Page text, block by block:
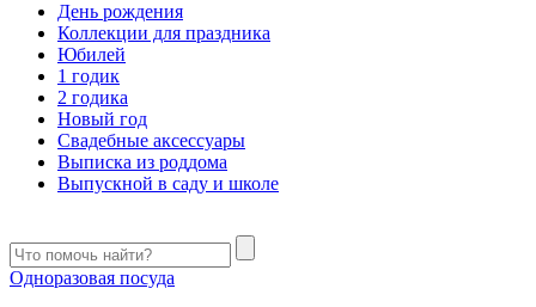
День рождения
Коллекции для праздника
Юбилей
1 годик
2 годика
Новый год
Свадебные аксессуары
Выписка из роддома
Выпускной в саду и школе
Одноразовая посуда